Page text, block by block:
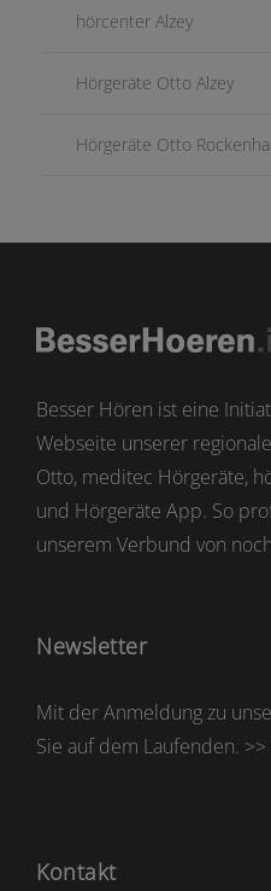
hörcenter Alzey
Hörgeräte Otto Alzey
Hörgeräte Otto
Besser Hören ist eine
Webseite unserer
Otto, meditec Hörgeräte,
und Hörgeräte App. So
unserem Verbund von
Newsletter
Mit der Anmeldung zu
Sie auf dem Laufenden. >>
Kontakt